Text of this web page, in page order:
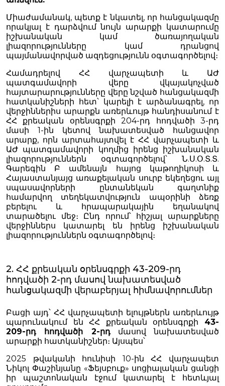
Միաժամանակ, պետք է նկատել, որ հանցակազմը
որակյալ է դարձվում նույն արարքի կատարումը
իշխանական կամ ծառայողական
լիազորությունները կամ դրանցով
պայմանավորված ազդեցությունն օգտագործելով։
Համադրելով ՀՀ վարչապետի և ԱԺ
պատգամավորի վերը վկայակոչված
հայտարարությունները վերը նշված հանցակազմի
հատկանիշների հետ՝ կարելի է արձանագրել, որ
վերջիններիս արարքն առերևույթ հանդիսանում է
ՀՀ քրեական օրենսգրքի 204-րդ հոդվածի 3-րդ
մասի 1-ին կետով նախատեսված հանցավոր
արարք, որն արտահայտվել է ՀՀ վարչապետի և
ԱԺ պատգամավորի կողմից իրենց իշխանական
լիազորություններն օգտագործելով՝ Ն.Ս.Օ.Տ.Տ.
Գարեգին Բ ամենայն հայոց կաթողիկոսի և
Հայաստանյայց առաքելական սուրբ եկեղեցու այլ
սպասավորների ընտանեկան գաղտնիք
համարվող տեղեկատվություն ապօրինի ձեռք
բերելու և հրապարակային եղանակով
տարածելու մեջ։ Ընդ որում՝ հիշյալ արարքները
վերջիններս կատարել են իրենց իշխանական
լիազորություններն օգտագործելով։
2. ՀՀ քրեական օրենսգրքի 43-209-րդ
հոդվածի 2-րդ մասով նախատեսված
հանցակազմի վերաբերյալ հիմնավորումներ
Բացի այդ՝ ՀՀ վարչապետի ելույթներն առերևույթ
պարունակում են ՀՀ քրեական օրենսգրքի 43-
209-րդ հոդվածի 2-րդմասով նախատեսված
արարքի հատկանիշներ։ Այսպես՝
2025 թվականի հունիսի 10-ին ՀՀ վարչապետ
Նիկոլ Փաշինյանը «Ֆեյսբուք» սոցիալական ցանցի
իր պաշտոնական էջում կատարել է հետևյալ